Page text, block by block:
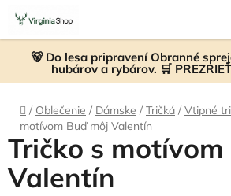
Prejsť
obsah
🐻 Do lesa pripravení Obranné
hubárov a rybárov. 🛒
Domov
/ Oblečenie / Dámske / Tričká / Vtipné
motívom Buď môj Valentín
Tričko s
Valentín